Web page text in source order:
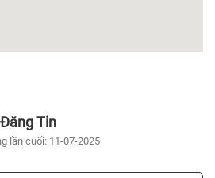
Tin
lần cuối: 11-07-2025